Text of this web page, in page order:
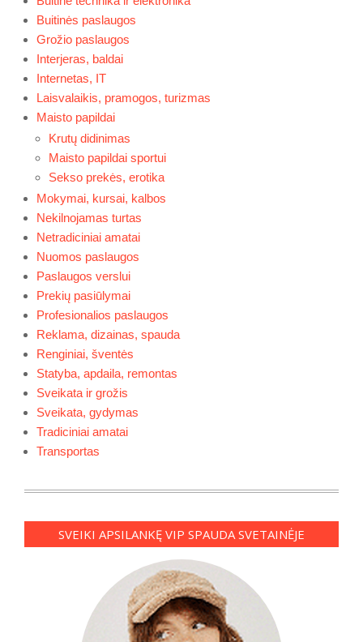
Buitinės paslaugos
Grožio paslaugos
Interjeras, baldai
Internetas, IT
Laisvalaikis, pramogos, turizmas
Maisto papildai
Krutų didinimas
Maisto papildai sportui
Sekso prekės, erotika
Mokymai, kursai, kalbos
Nekilnojamas turtas
Netradiciniai amatai
Nuomos paslaugos
Paslaugos verslui
Prekių pasiūlymai
Profesionalios paslaugos
Reklama, dizainas, spauda
Renginiai, šventės
Statyba, apdaila, remontas
Sveikata ir grožis
Sveikata, gydymas
Tradiciniai amatai
Transportas
SVEIKI APSILANKĘ VIP SPAUDA SVETAINĖJE